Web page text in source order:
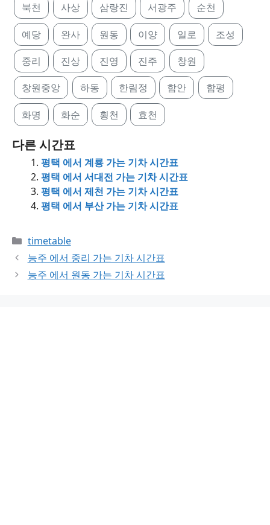
북천 사상 삼랑진 서광주 순천
예당 완사 원동 이양 일로 조성
중리 진상 진영 진주 창원
창원중앙 하동 한림정 함안 함평
화명 화순 횡천 효천
다른 시간표
평택 에서 계룡 가는 기차 시간표
평택 에서 서대전 가는 기차 시간표
평택 에서 제천 가는 기차 시간표
평택 에서 부산 가는 기차 시간표
Categories
timetable
능주 에서 중리 가는 기차 시간표
능주 에서 원동 가는 기차 시간표